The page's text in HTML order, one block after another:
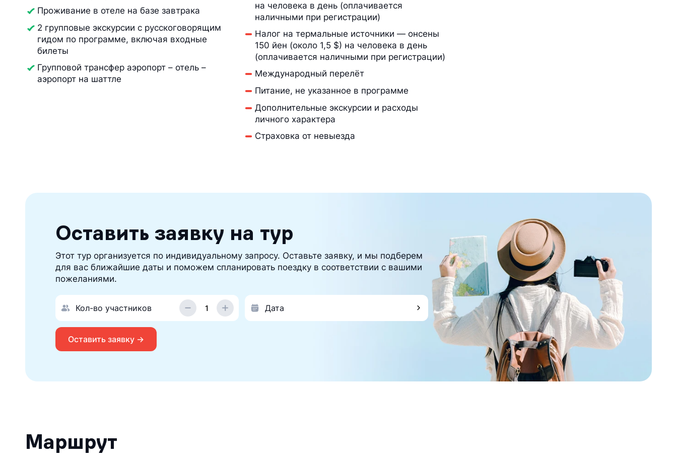
Проживание в отеле на базе завтрака
2 групповые экскурсии с русскоговорящим
гидом по программе, включая входные
билеты
Групповой трансфер аэропорт – отель –
аэропорт на шаттле
на человека в день (оплачивается
наличными при регистрации)
Налог на термальные источники — онсены
150 йен (около 1,5 $) на человека в день
(оплачивается наличными при регистрации)
Международный перелёт
Питание, не указанное в программе
Дополнительные экскурсии и расходы
личного характера
Страховка от невыезда
Оставить заявку на тур
Этот тур организуется по индивидуальному запросу. Оставьте заявку, и мы подберем
для вас ближайшие даты и поможем спланировать поездку в соответствии с вашими
пожеланиями.
Кол-во участников
Оставить заявку →
Маршрут